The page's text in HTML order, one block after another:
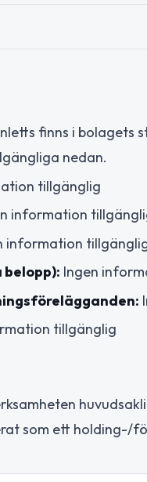
finns i bolagets
nedan.
tillgänglig
information
information
Ingen
tillgänglig
som ett holding-/